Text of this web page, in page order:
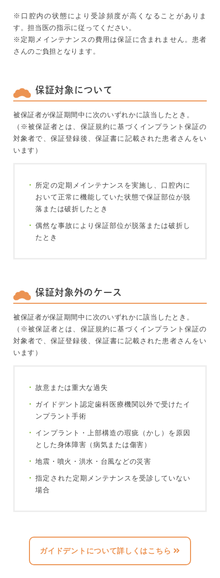
※口腔内の状態により受診頻度が高くなることがありま
す。担当医の指示に従ってください。
※定期メインテナンスの費用は保証に含まれません。患者
さんのご負担となります。
保証対象について
被保証者が保証期間中に次のいずれかに該当したとき。
（※被保証者とは、保証規約に基づくインプラント保証の
対象者で、保証登録後、保証書に記載された患者さんをい
います）
所定の定期メインテナンスを実施し、口腔内に
おいて正常に機能していた状態で保証部位が脱
落または破折したとき
偶然な事故により保証部位が脱落または破折し
たとき
保証対象外のケース
被保証者が保証期間中に次のいずれかに該当したとき。
（※被保証者とは、保証規約に基づくインプラント保証の
対象者で、保証登録後、保証書に記載された患者さんをい
います）
故意または重大な過失
ガイドデント認定歯科医療機関以外で受けたイ
ンプラント手術
インプラント・上部構造の瑕疵（かし）を原因
とした身体障害（病気または傷害）
地震・噴火・洪水・台風などの災害
指定された定期メンテナンスを受診していない
場合
ガイドデントについて詳しくはこちら